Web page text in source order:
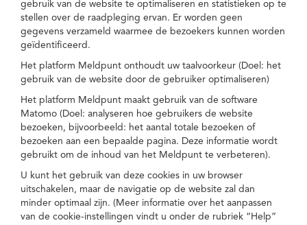
gebruik van de website te optimaliseren en statistieken op te
stellen over de raadpleging ervan. Er worden geen
gegevens verzameld waarmee de bezoekers kunnen worden
geïdentificeerd.
Het platform Meldpunt onthoudt uw taalvoorkeur (Doel: het
gebruik van de website door de gebruiker optimaliseren)
Het platform Meldpunt maakt gebruik van de software
Matomo (Doel: analyseren hoe gebruikers de website
bezoeken, bijvoorbeeld: het aantal totale bezoeken of
bezoeken aan een bepaalde pagina. Deze informatie wordt
gebruikt om de inhoud van het Meldpunt te verbeteren).
U kunt het gebruik van deze cookies in uw browser
uitschakelen, maar de navigatie op de website zal dan
minder optimaal zijn. (Meer informatie over het aanpassen
van de cookie-instellingen vindt u onder de rubriek “Help”